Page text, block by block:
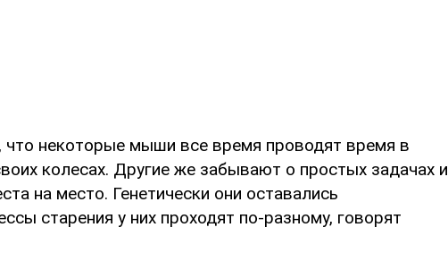
что некоторые мыши все время проводят время в
колесах. Другие же забывают о простых задачах и
на место. Генетически они оставались
старения у них проходят по-разному, говорят